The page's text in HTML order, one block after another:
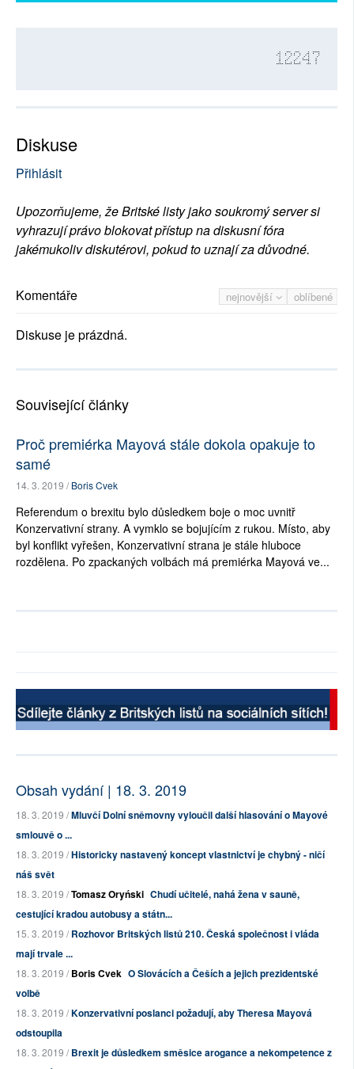
12247
Diskuse
Přihlásit
Upozorňujeme, že Britské listy jako soukromý server si
vyhrazují právo blokovat přístup na diskusní fóra
jakémukoliv diskutérovi, pokud to uznají za důvodné.
nejnovější oblíbené
Komentáře
Diskuse je prázdná.
Související články
Proč premiérka Mayová stále dokola opakuje to
samé
14. 3. 2019 /Boris Cvek
Referendum o brexitu bylo důsledkem boje o moc uvnitř
Konzervativní strany. A vymklo se bojujícím z rukou. Místo, aby
byl konflikt vyřešen, Konzervativní strana je stále hluboce
rozdělena. Po zpackaných volbách má premiérka Mayová ve...
Obsah vydání | 18. 3. 2019
18. 3. 2019 /Mluvčí Dolní sněmovny vyloučil další hlasování o Mayové
smlouvě o ...
18. 3. 2019 /Historicky nastavený koncept vlastnictví je chybný - ničí
náš svět
18. 3. 2019 /Tomasz Oryński Chudí učitelé, nahá žena v sauně,
cestující kradou autobusy a státn...
15. 3. 2019 /Rozhovor Britských listů 210. Česká společnost i vláda
mají trvale ...
18. 3. 2019 /Boris Cvek O Slovácích a Češích a jejich prezidentské
volbě
18. 3. 2019 /Konzervativní poslanci požadují, aby Theresa Mayová
odstoupila
18. 3. 2019 /Brexit je důsledkem směsice arogance a nekompetence z